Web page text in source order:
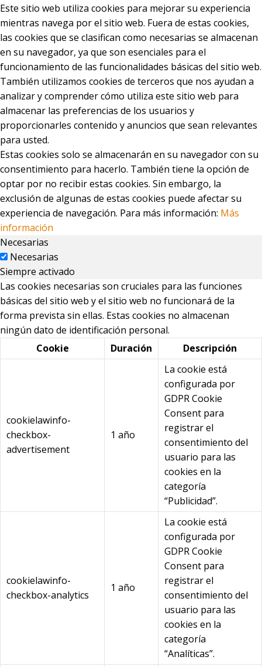
Este sitio web utiliza cookies para mejorar su experiencia
mientras navega por el sitio web. Fuera de estas cookies,
las cookies que se clasifican como necesarias se almacenan
en su navegador, ya que son esenciales para el
funcionamiento de las funcionalidades básicas del sitio web.
También utilizamos cookies de terceros que nos ayudan a
analizar y comprender cómo utiliza este sitio web para
almacenar las preferencias de los usuarios y
proporcionarles contenido y anuncios que sean relevantes
para usted.
Estas cookies solo se almacenarán en su navegador con su
consentimiento para hacerlo. También tiene la opción de
optar por no recibir estas cookies. Sin embargo, la
exclusión de algunas de estas cookies puede afectar su
experiencia de navegación. Para más información: Más
información
Necesarias
Necesarias
Siempre activado
Las cookies necesarias son cruciales para las funciones
básicas del sitio web y el sitio web no funcionará de la
forma prevista sin ellas. Estas cookies no almacenan
ningún dato de identificación personal.
Cookie
Duración Descripción
cookielawinfo-
checkbox-
advertisement
1 año
La cookie está
configurada por
GDPR Cookie
Consent para
registrar el
consentimiento del
usuario para las
cookies en la
categoría
“Publicidad”.
cookielawinfo-
checkbox-analytics
1 año
La cookie está
configurada por
GDPR Cookie
Consent para
registrar el
consentimiento del
usuario para las
cookies en la
categoría
“Analíticas”.